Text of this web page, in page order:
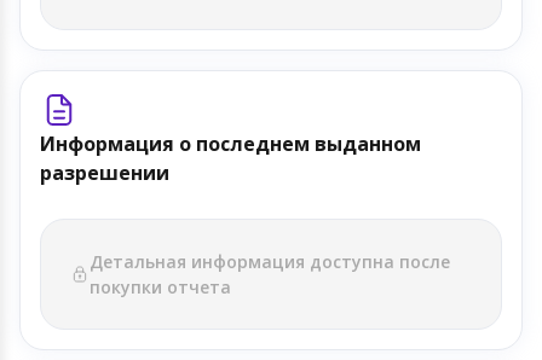
Информация о последнем выданном
разрешении
Детальная информация доступна после
покупки отчета